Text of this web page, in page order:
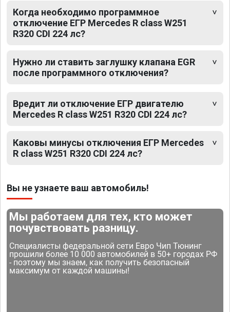
Когда необходимо программное
отключение ЕГР Mercedes R class W251
R320 CDI 224 лс?
Нужно ли ставить заглушку клапана EGR
после программного отключения?
Вредит ли отключение ЕГР двигателю
Mercedes R class W251 R320 CDI 224 лс?
Каковы минусы отключения ЕГР Mercedes
R class W251 R320 CDI 224 лс?
Вы не узнаете ваш автомобиль!
Мы работаем для тех, кто может
почувствовать разницу.
Специалисты федеральной сети Евро Чип Тюнинг
прошили более 10 000 автомобилей в 50+ городах РФ
- поэтому мы знаем, как получить безопасный
максимум от каждой машины!